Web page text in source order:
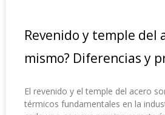
Revenido y temple del
mismo? Diferencias y
El revenido y el temple del acero
térmicos fundamentales en la